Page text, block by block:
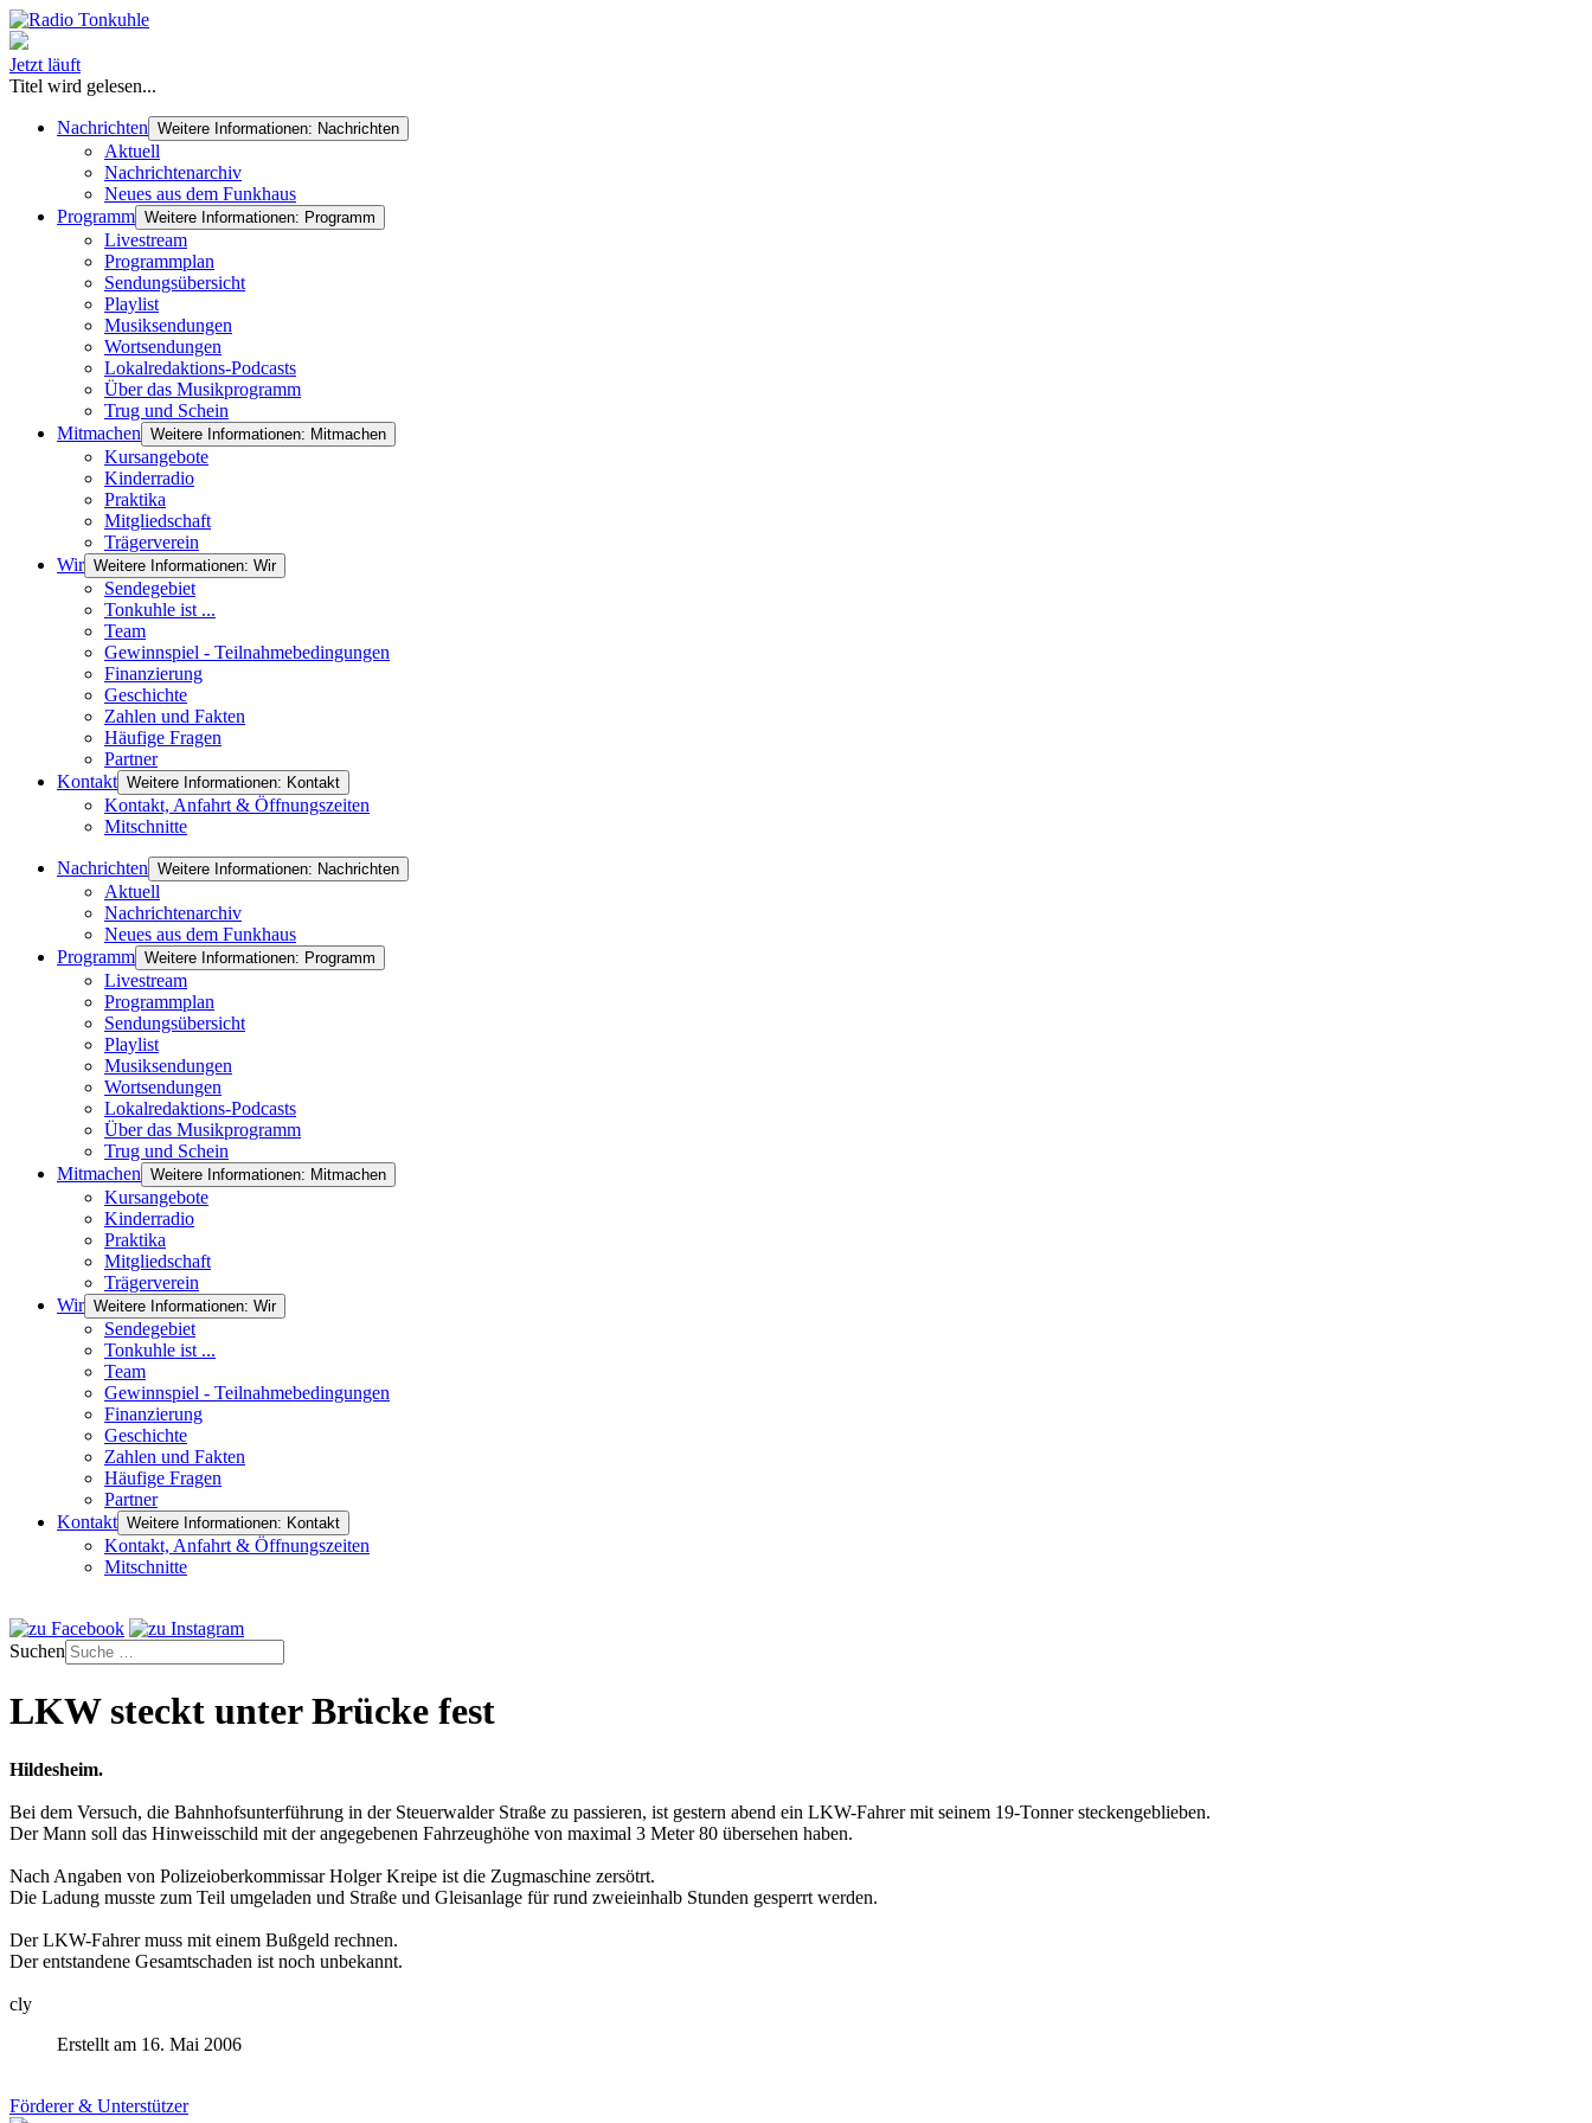
Jetzt läuft
Titel wird gelesen...
Nachrichten Weitere Informationen: Nachrichten
Aktuell
Nachrichtenarchiv
Neues aus dem Funkhaus
Programm Weitere Informationen: Programm
Livestream
Programmplan
Sendungsübersicht
Playlist
Musiksendungen
Wortsendungen
Lokalredaktions-Podcasts
Über das Musikprogramm
Trug und Schein
Mitmachen Weitere Informationen: Mitmachen
Kursangebote
Kinderradio
Praktika
Mitgliedschaft
Trägerverein
Wir Weitere Informationen: Wir
Sendegebiet
Tonkuhle ist ...
Team
Gewinnspiel - Teilnahmebedingungen
Finanzierung
Geschichte
Zahlen und Fakten
Häufige Fragen
Partner
Kontakt Weitere Informationen: Kontakt
Kontakt, Anfahrt & Öffnungszeiten
Mitschnitte
Nachrichten Weitere Informationen: Nachrichten
Aktuell
Nachrichtenarchiv
Neues aus dem Funkhaus
Programm Weitere Informationen: Programm
Livestream
Programmplan
Sendungsübersicht
Playlist
Musiksendungen
Wortsendungen
Lokalredaktions-Podcasts
Über das Musikprogramm
Trug und Schein
Mitmachen Weitere Informationen: Mitmachen
Kursangebote
Kinderradio
Praktika
Mitgliedschaft
Trägerverein
Wir Weitere Informationen: Wir
Sendegebiet
Tonkuhle ist ...
Team
Gewinnspiel - Teilnahmebedingungen
Finanzierung
Geschichte
Zahlen und Fakten
Häufige Fragen
Partner
Kontakt Weitere Informationen: Kontakt
Kontakt, Anfahrt & Öffnungszeiten
Mitschnitte
Suchen
LKW steckt unter Brücke fest
Hildesheim.
Bei dem Versuch, die Bahnhofsunterführung in der Steuerwalder Straße zu passieren, ist gestern abend ein LKW-Fahrer mit seinem 19-Tonner steckengeblieben.
Der Mann soll das Hinweisschild mit der angegebenen Fahrzeughöhe von maximal 3 Meter 80 übersehen haben.
Nach Angaben von Polizeioberkommissar Holger Kreipe ist die Zugmaschine zersötrt.
Die Ladung musste zum Teil umgeladen und Straße und Gleisanlage für rund zweieinhalb Stunden gesperrt werden.
Der LKW-Fahrer muss mit einem Bußgeld rechnen.
Der entstandene Gesamtschaden ist noch unbekannt.
cly
Erstellt am 16. Mai 2006
Förderer & Unterstützer